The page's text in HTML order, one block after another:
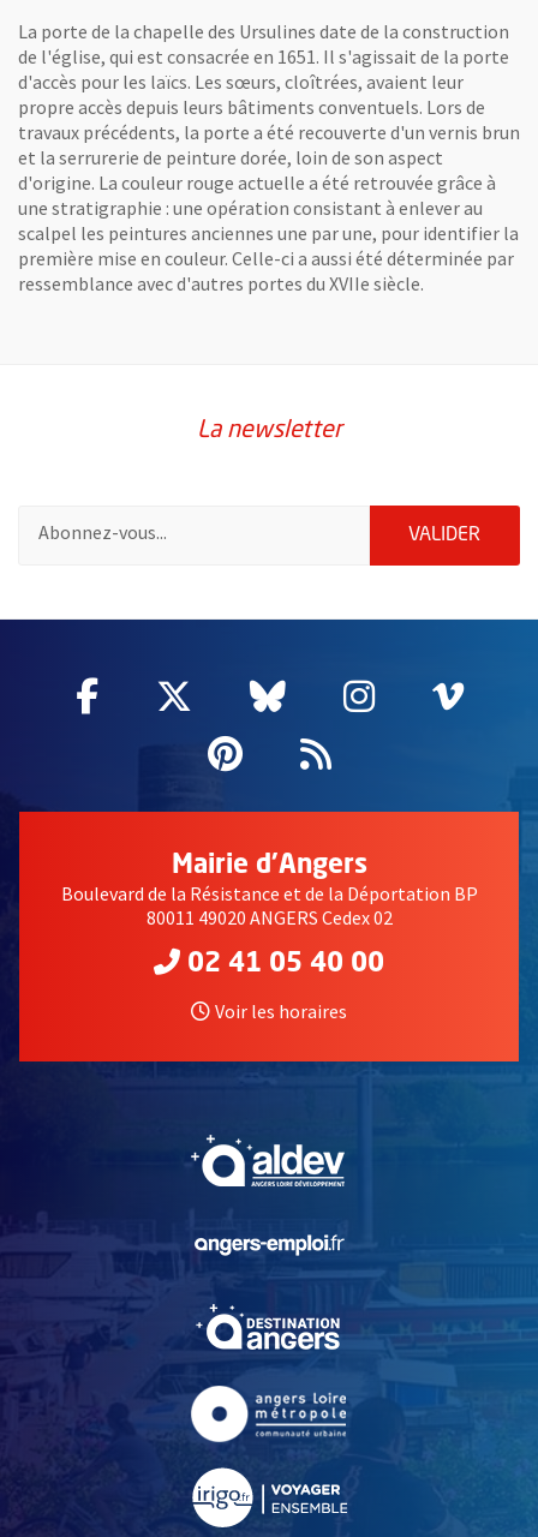
De gauche à droite : Maud Giffard (direction des Bâtiments), Tiffanie
La porte de la chapelle des Ursulines date de la construction
de l'église, qui est consacrée en 1651. Il s'agissait de la porte
d'accès pour les laïcs. Les sœurs, cloîtrées, avaient leur
propre accès depuis leurs bâtiments conventuels. Lors de
travaux précédents, la porte a été recouverte d'un vernis brun
et la serrurerie de peinture dorée, loin de son aspect
d'origine. La couleur rouge actuelle a été retrouvée grâce à
une stratigraphie : une opération consistant à enlever au
scalpel les peintures anciennes une par une, pour identifier la
première mise en couleur. Celle-ci a aussi été déterminée par
ressemblance avec d'autres portes du XVIIe siècle.
La newsletter
VALIDER
Facebook
, Ouvre une nouvelle fenêtre
Twitter
, Ouvre une nouvelle
Bluesky
, Ouvre une
Instagram
, Ouvre
,
Pinterest
, Ouvre une
Flux RSS
Mairie d'Angers
Boulevard de la Résistance et de la Déportation BP
80011 49020 ANGERS Cedex 02
02 41 05 40 00
Voir les horaires
, Ouvre une nouvelle
, Ouvre une nouvelle